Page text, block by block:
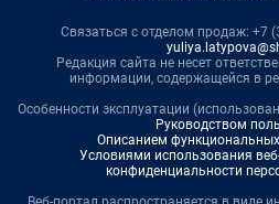
Связаться с отделом продаж: +7
Редакция сайта не несет
информации, содержащейся в
Особенности эксплуатации
Руководством
Описанием
Условиями использования
конфиденциальности